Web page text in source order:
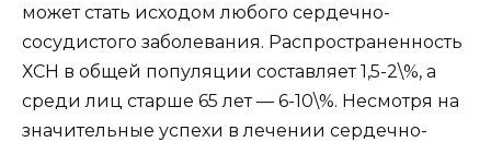
может стать исходом любого сердечно-
сосудистого заболевания. Распространенность
ХСН в общей популяции составляет 1,5-2\%, а
среди лиц старше 65 лет — 6-10\%. Несмотря на
значительные успехи в лечении сердечно-